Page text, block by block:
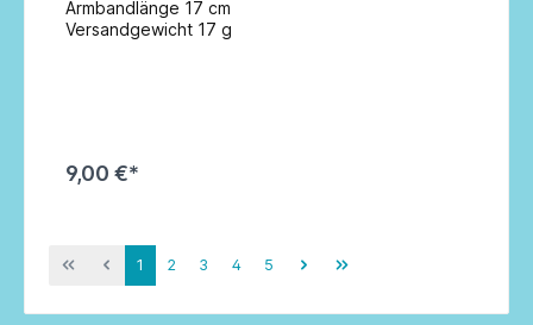
Armbandlänge 17 cm
Versandgewicht 17 g
9,00 €*
1 2 3 4 5